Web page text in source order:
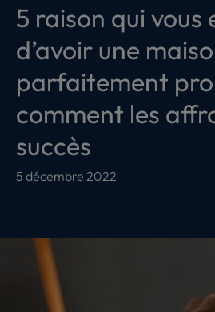
5 raison qui vous
d’avoir une
parfaitement
comment les
succès
5 décembre 2022